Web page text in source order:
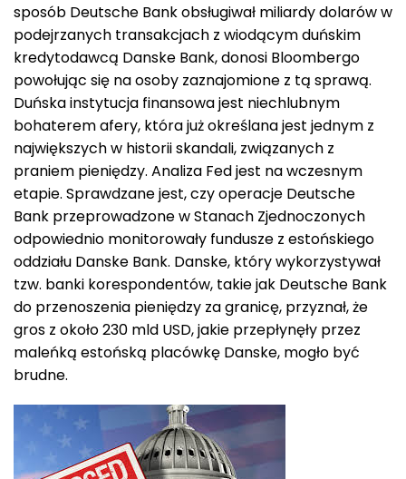
sposób Deutsche Bank obsługiwał miliardy dolarów w
podejrzanych transakcjach z wiodącym duńskim
kredytodawcą Danske Bank, donosi Bloombergo
powołując się na osoby zaznajomione z tą sprawą.
Duńska instytucja finansowa jest niechlubnym
bohaterem afery, która już określana jest jednym z
największych w historii skandali, związanych z
praniem pieniędzy. Analiza Fed jest na wczesnym
etapie. Sprawdzane jest, czy operacje Deutsche
Bank przeprowadzone w Stanach Zjednoczonych
odpowiednio monitorowały fundusze z estońskiego
oddziału Danske Bank. Danske, który wykorzystywał
tzw. banki korespondentów, takie jak Deutsche Bank
do przenoszenia pieniędzy za granicę, przyznał, że
gros z około 230 mld USD, jakie przepłynęły przez
maleńką estońską placówkę Danske, mogło być
brudne.